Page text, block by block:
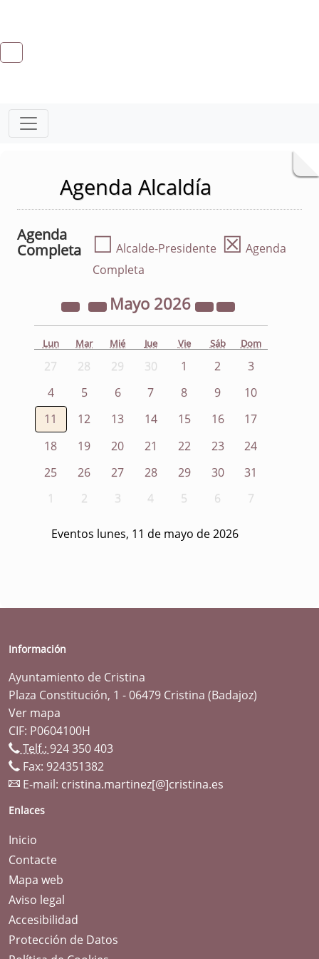
Agenda Alcaldía
Agenda
Completa
☐ Alcalde-Presidente ☒ Agenda
Completa
Mayo 2026
Lun Mar Mié Jue Vie Sáb Dom
27 28 29 30 1 2
3
4
5 6 7 8 9
10
11
12 13 14 15 16
17
18
19 20 21 22 23
24
25
26 27 28 29 30
31
1
2 3 4 5 6 7
Eventos lunes, 11 de mayo de 2026
Información
Ayuntamiento de Cristina
Plaza Constitución, 1 - 06479 Cristina (Badajoz)
Ver mapa
CIF: P0604100H
Telf.: 924 350 403
Fax: 924351382
E-mail: cristina.martinez[@]cristina.es
Enlaces
Inicio
Contacte
Mapa web
Aviso legal
Accesibilidad
Protección de Datos